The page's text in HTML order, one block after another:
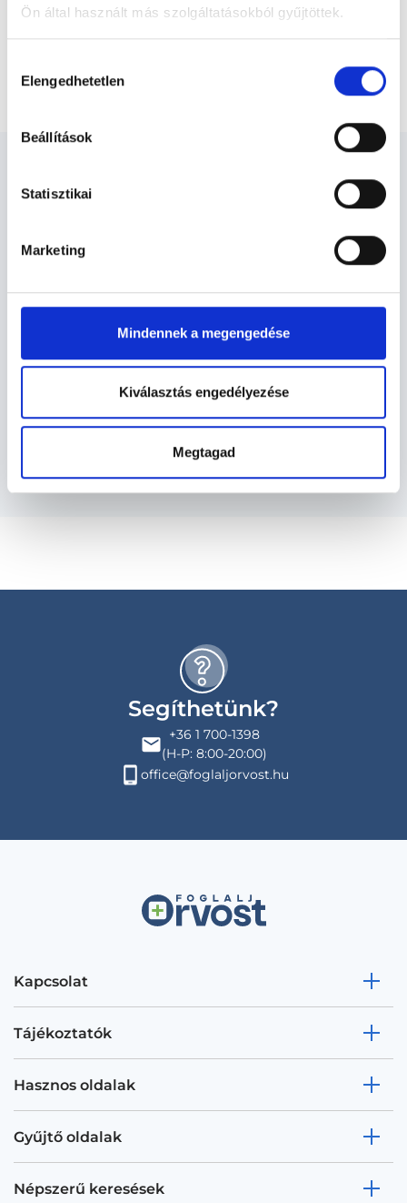
Ön által használt más szolgáltatásokból gyűjtöttek.
szabályzat:https://foglaljorvost.hu/info/foglaljorvost-
kiválasztása
Elengedhetetlen
Beállítások
Statisztikai
Marketing
Mindennek a megengedése
Kiválasztás engedélyezése
Megtagad
Főoldal Dietetikus
Videókonzultáció - Dietetika tanácsadás
Dietetikus - Dietetika
Dietetika TERÜLETHEZ KAPCSOLÓDÓ
SZAKTERÜLETEK
Szolgáltatások
Budapesti és vidéki dietetikus orvosok
Segíthetünk?
+36 1 700-1398
(H-P: 8:00-20:00)
office@foglaljorvost.hu
Kapcsolat
Tájékoztatók
Hasznos oldalak
Gyűjtő oldalak
Népszerű keresések